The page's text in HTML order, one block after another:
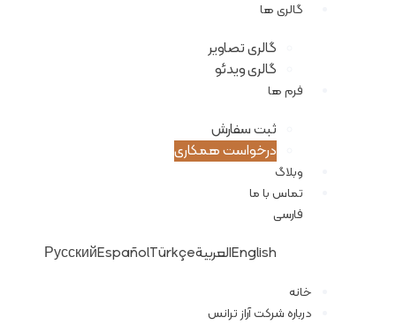
گالری ها
گالری تصاویر
گالری ویدئو
فرم ها
ثبت سفارش
درخواست همکاری
وبلاگ
تماس با ما
فارسی
Englishالعربية РусскийEspañolTürkçe
خانه
درباره شرکت آراز ترانس